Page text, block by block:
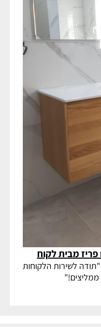
מבית לקוח
"תודה לשירות הלקוחות